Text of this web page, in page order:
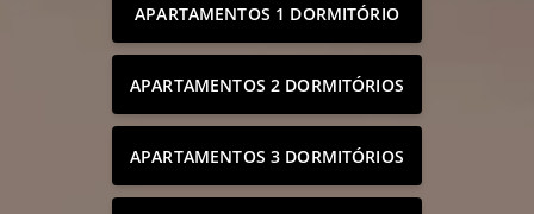
APARTAMENTOS 1 DORMITÓRIO
APARTAMENTOS 2 DORMITÓRIOS
APARTAMENTOS 3 DORMITÓRIOS